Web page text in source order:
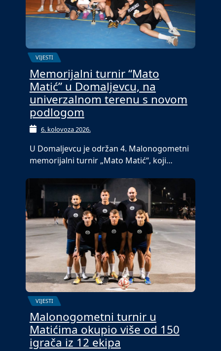
VIJESTI
Memorijalni turnir “Mato
Matić” u Domaljevcu, na
univerzalnom terenu s novom
podlogom
6. kolovoza 2026.
U Domaljevcu je održan 4. Malonogometni
memorijalni turnir „Mato Matić“, koji…
VIJESTI
Malonogometni turnir u
Matićima okupio više od 150
igrača iz 12 ekipa